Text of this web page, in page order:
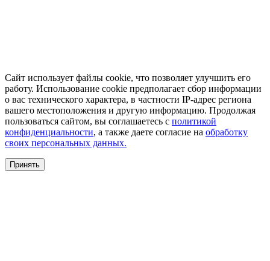
Сайт использует файлы cookie, что позволяет улучшить его
работу. Использование cookie предполагает сбор информации
о вас технического характера, в частности IP-адрес региона
вашего местоположения и другую информацию. Продолжая
пользоваться сайтом, вы соглашаетесь с политикой
конфиденциальности, а также даете согласие на обработку
своих персональных данных.
Принять